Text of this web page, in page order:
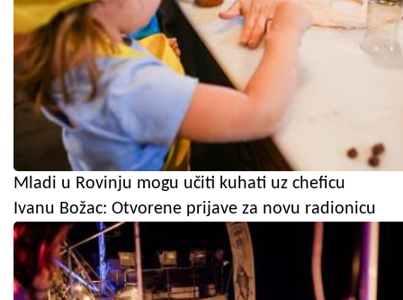
Mladi u Rovinju mogu učiti kuhati uz cheficu
Ivanu Božac: Otvorene prijave za novu radionicu